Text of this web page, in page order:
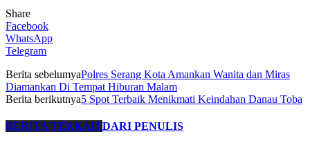
Share
Facebook
WhatsApp
Telegram
Berita sebelumyaPolres Serang Kota Amankan Wanita dan Miras
Diamankan Di Tempat Hiburan Malam
Berita berikutnya5 Spot Terbaik Menikmati Keindahan Danau Toba
BERITA TERKAITDARI PENULIS